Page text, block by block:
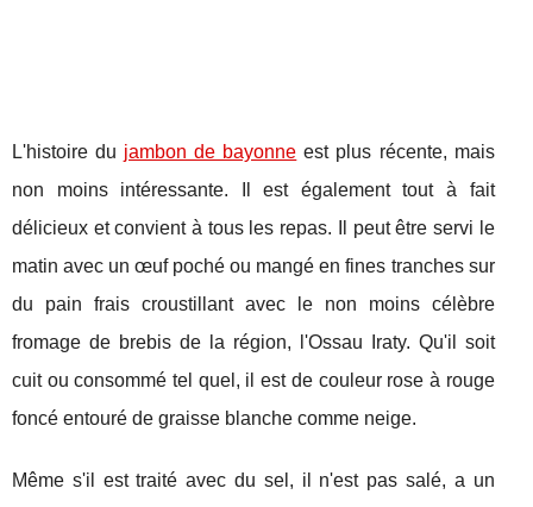
L'histoire du jambon de bayonne est plus récente, mais
non moins intéressante. Il est également tout à fait
délicieux et convient à tous les repas. Il peut être servi le
matin avec un œuf poché ou mangé en fines tranches sur
du pain frais croustillant avec le non moins célèbre
fromage de brebis de la région, l'Ossau Iraty. Qu'il soit
cuit ou consommé tel quel, il est de couleur rose à rouge
foncé entouré de graisse blanche comme neige.
Même s'il est traité avec du sel, il n'est pas salé, a un